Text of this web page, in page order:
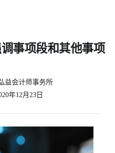
事项段和其他事项
益会计师事务所
年12月23日